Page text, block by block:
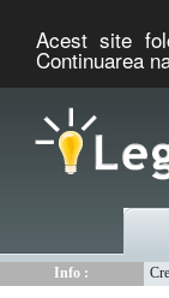
Acest site
Continuarea
Info :
Info :